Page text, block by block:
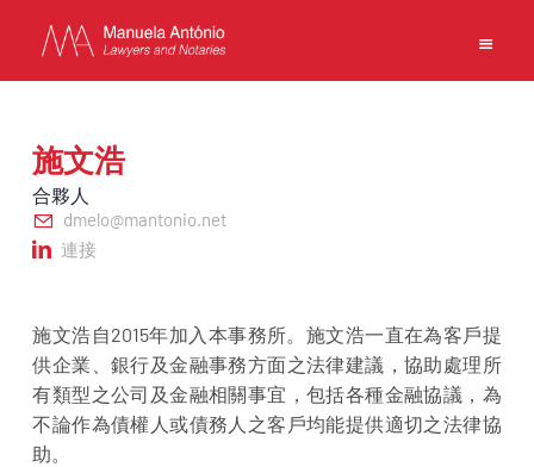
團隊
新聞
事務所
聯繫方式
EN
施文浩
合夥人
dmelo@mantonio.net
連接
施文浩自2015年加入本事務所。施文浩一直在為客戶提
供企業、銀行及金融事務方面之法律建議，協助處理所
有類型之公司及金融相關事宜，包括各種金融協議，為
不論作為債權人或債務人之客戶均能提供適切之法律協
助。